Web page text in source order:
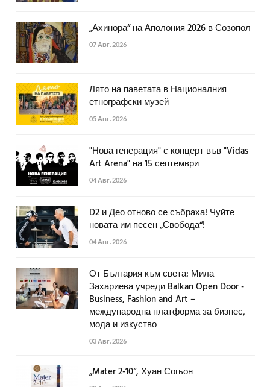
„Ахинора“ на Аполония 2026 в Созопол
07 Авг. 2026
Лято на паветата в Националния
етнографски музей
05 Авг. 2026
"Нова генерация" с концерт във "Vidas
Art Arena" на 15 септември
04 Авг. 2026
D2 и Део отново се събраха! Чуйте
новата им песен „Свобода“!
04 Авг. 2026
От България към света: Мила
Захариева учреди Balkan Open Door -
Business, Fashion and Art –
международна платформа за бизнес,
мода и изкуство
03 Авг. 2026
„Mater 2-10“, Хуан Согьон